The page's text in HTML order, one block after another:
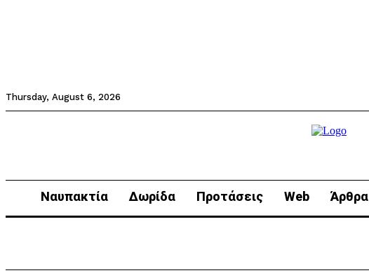
Thursday, August 6, 2026
Ναυπακτία Δωρίδα Προτάσεις Web Άρθρα